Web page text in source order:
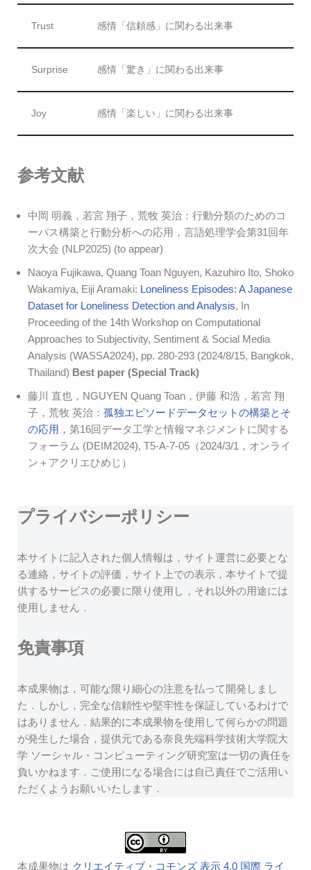
Trust 感情「信頼感」に関わる出来事
Surprise 感情「驚き」に関わる出来事
Joy 感情「楽しい」に関わる出来事
参考文献
中岡 明義，若宮 翔子，荒牧 英治：行動分類のためのコ
ーパス構築と行動分析への応用，言語処理学会第31回年
次大会 (NLP2025) (to appear)
Naoya Fujikawa, Quang Toan Nguyen, Kazuhiro Ito, Shoko
Wakamiya, Eiji Aramaki: Loneliness Episodes: A Japanese
Dataset for Loneliness Detection and Analysis, In
Proceeding of the 14th Workshop on Computational
Approaches to Subjectivity, Sentiment & Social Media
Analysis (WASSA2024), pp. 280-293 (2024/8/15, Bangkok,
Thailand) Best paper (Special Track)
藤川 直也，NGUYEN Quang Toan，伊藤 和浩，若宮 翔
子，荒牧 英治： 孤独エピソードデータセットの構築とそ
の応用 ，第16回データ工学と情報マネジメントに関する
フォーラム (DEIM2024), T5-A-7-05（2024/3/1，オンライ
ン＋アクリエひめじ）
プライバシーポリシー
本サイトに記入された個人情報は，サイト運営に必要とな
る連絡，サイトの評価，サイト上での表示，本サイトで提
供するサービスの必要に限り使用し，それ以外の用途には
使用しません．
免責事項
本成果物は，可能な限り細心の注意を払って開発しまし
た．しかし，完全な信頼性や堅牢性を保証しているわけで
はありません．結果的に本成果物を使用して何らかの問題
が発生した場合，提供元である奈良先端科学技術大学院大
学 ソーシャル・コンピューティング研究室は一切の責任を
負いかねます．ご使用になる場合には自己責任でご活用い
ただくようお願いいたします．
本成果物は クリエイティブ・コモンズ 表示 4.0 国際 ライ